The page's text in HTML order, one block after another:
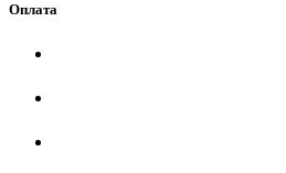
Оплата